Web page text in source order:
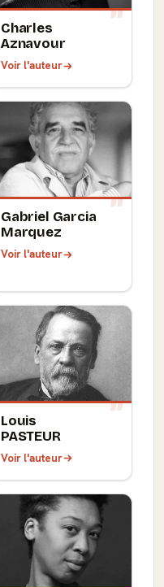
Charles
Aznavour
Voir l'auteur
Gabriel Garcia
Marquez
Voir l'auteur
Louis
PASTEUR
Voir l'auteur